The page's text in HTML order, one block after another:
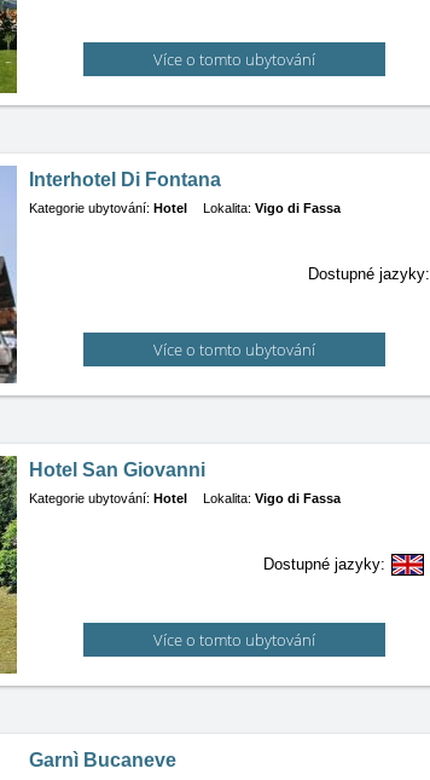
Více o tomto ubytování
Interhotel Di Fontana
Kategorie ubytování: Hotel Lokalita: Vigo di Fassa
Dostupné jazyky:
Více o tomto ubytování
Hotel San Giovanni
Kategorie ubytování: Hotel Lokalita: Vigo di Fassa
Dostupné jazyky:
Více o tomto ubytování
Garnì Bucaneve